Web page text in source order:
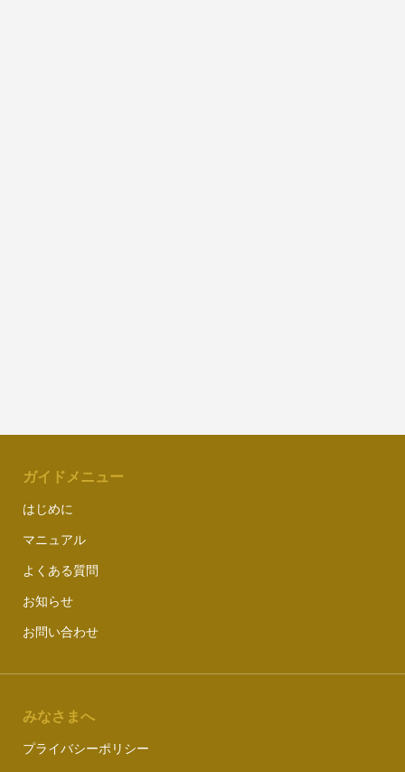
ガイドメニュー
はじめに
マニュアル
よくある質問
お知らせ
お問い合わせ
みなさまへ
プライバシーポリシー